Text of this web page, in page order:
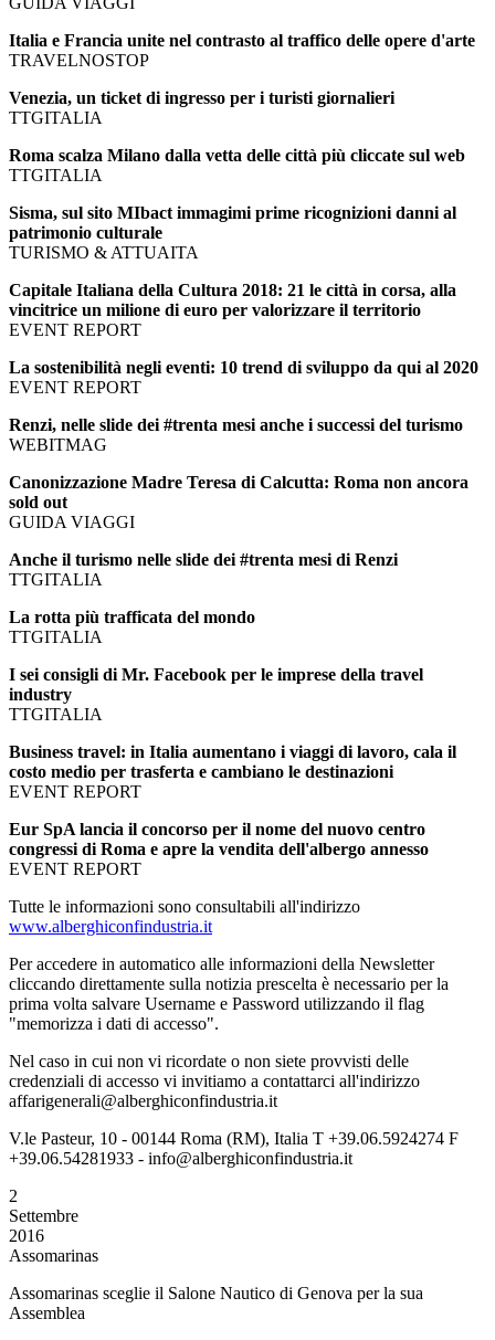
Italia e Francia unite nel contrasto al traffico delle opere d'arte
TRAVELNOSTOP
Venezia, un ticket di ingresso per i turisti giornalieri
TTGITALIA
Roma scalza Milano dalla vetta delle città più cliccate sul web
TTGITALIA
Sisma, sul sito MIbact immagimi prime ricognizioni danni al
patrimonio culturale
TURISMO & ATTUAITA
Capitale Italiana della Cultura 2018: 21 le città in corsa, alla
vincitrice un milione di euro per valorizzare il territorio
EVENT REPORT
La sostenibilità negli eventi: 10 trend di sviluppo da qui al 2020
EVENT REPORT
Renzi, nelle slide dei #trenta mesi anche i successi del turismo
WEBITMAG
Canonizzazione Madre Teresa di Calcutta: Roma non ancora
sold out
GUIDA VIAGGI
Anche il turismo nelle slide dei #trenta mesi di Renzi
TTGITALIA
La rotta più trafficata del mondo
TTGITALIA
I sei consigli di Mr. Facebook per le imprese della travel
industry
TTGITALIA
Business travel: in Italia aumentano i viaggi di lavoro, cala il
costo medio per trasferta e cambiano le destinazioni
EVENT REPORT
Eur SpA lancia il concorso per il nome del nuovo centro
congressi di Roma e apre la vendita dell'albergo annesso
EVENT REPORT
Tutte le informazioni sono consultabili all'indirizzo
www.alberghiconfindustria.it
Per accedere in automatico alle informazioni della Newsletter
cliccando direttamente sulla notizia prescelta è necessario per la
prima volta salvare Username e Password utilizzando il flag
"memorizza i dati di accesso".
Nel caso in cui non vi ricordate o non siete provvisti delle
credenziali di accesso vi invitiamo a contattarci all'indirizzo
affarigenerali@alberghiconfindustria.it
V.le Pasteur, 10 - 00144 Roma (RM), Italia T +39.06.5924274 F
+39.06.54281933 - info@alberghiconfindustria.it
2
Settembre
2016
Assomarinas
Assomarinas sceglie il Salone Nautico di Genova per la sua
Assemblea